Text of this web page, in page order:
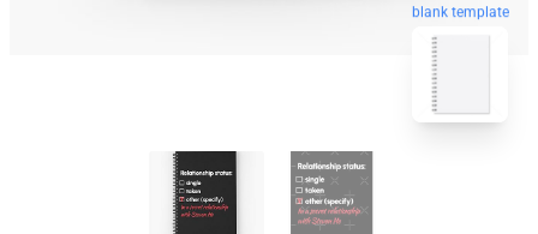
blank template